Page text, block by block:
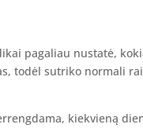
pagaliau nustatė,
todėl sutriko normali
kiekvieną